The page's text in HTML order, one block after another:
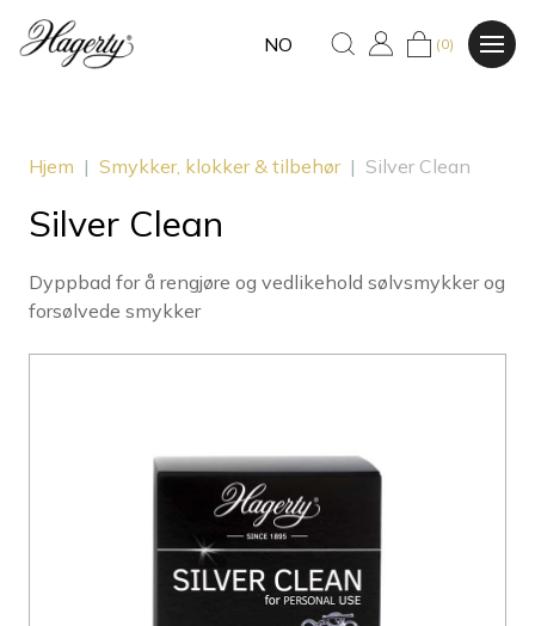
NO (0)
Hjem | Smykker, klokker & tilbehør | Silver Clean
Silver Clean
Dyppbad for å rengjøre og vedlikehold sølvsmykker og
forsølvede smykker